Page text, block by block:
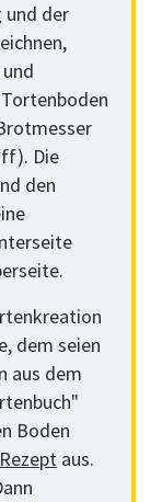
und der
Die
den
dem seien
aus dem
Boden
aus.